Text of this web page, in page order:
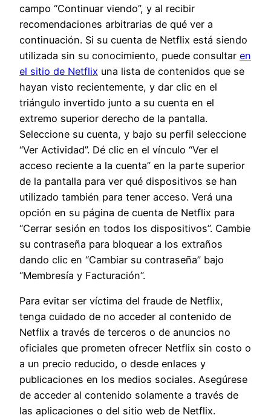
campo “Continuar viendo”, y al recibir
recomendaciones arbitrarias de qué ver a
continuación. Si su cuenta de Netflix está siendo
utilizada sin su conocimiento, puede consultar en
el sitio de Netflix una lista de contenidos que se
hayan visto recientemente, y dar clic en el
triángulo invertido junto a su cuenta en el
extremo superior derecho de la pantalla.
Seleccione su cuenta, y bajo su perfil seleccione
“Ver Actividad”. Dé clic en el vínculo “Ver el
acceso reciente a la cuenta” en la parte superior
de la pantalla para ver qué dispositivos se han
utilizado también para tener acceso. Verá una
opción en su página de cuenta de Netflix para
“Cerrar sesión en todos los dispositivos”. Cambie
su contraseña para bloquear a los extraños
dando clic en “Cambiar su contraseña” bajo
“Membresía y Facturación”.
Para evitar ser víctima del fraude de Netflix,
tenga cuidado de no acceder al contenido de
Netflix a través de terceros o de anuncios no
oficiales que prometen ofrecer Netflix sin costo o
a un precio reducido, o desde enlaces y
publicaciones en los medios sociales. Asegúrese
de acceder al contenido solamente a través de
las aplicaciones o del sitio web de Netflix.